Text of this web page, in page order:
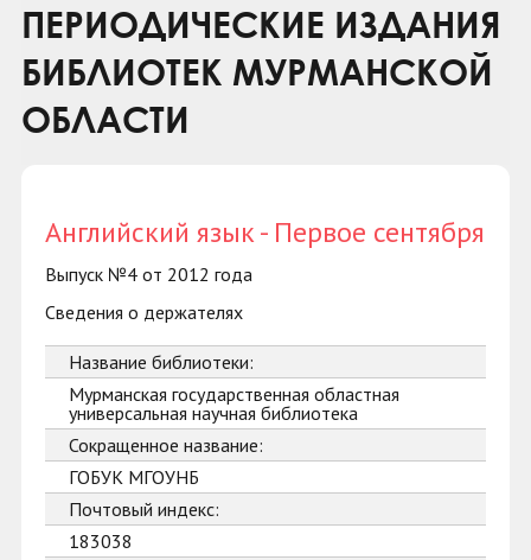
ПЕРИОДИЧЕСКИЕ ИЗДАНИЯ
БИБЛИОТЕК МУРМАНСКОЙ
ОБЛАСТИ
Английский язык - Первое сентября
Выпуск №4 от 2012 года
Сведения о держателях
Название библиотеки:
Мурманская государственная областная
универсальная научная библиотека
Сокращенное название:
ГОБУК МГОУНБ
Почтовый индекс:
183038